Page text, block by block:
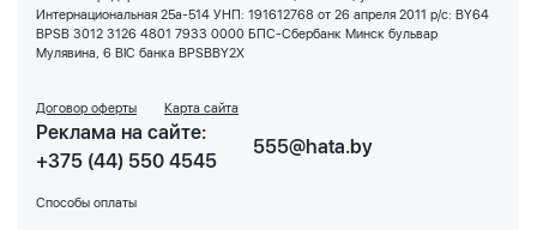
Интернациональная 25а-514 УНП: 191612768 от 26 апреля 2011 р/с: BY64
BPSB 3012 3126 4801 7933 0000 БПС-Сбербанк Минск бульвар
Мулявина, 6 BIC банка BPSBBY2X
Договор оферты Карта сайта
Реклама на сайте:
+375 (44) 550 4545
555@hata.by
Способы оплаты